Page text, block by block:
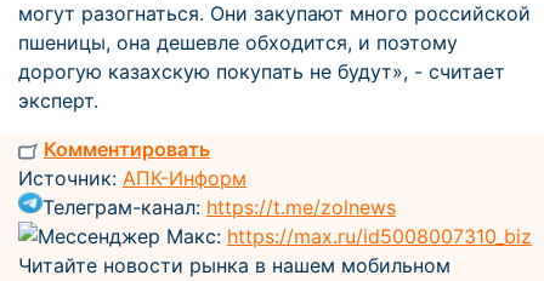
могут разогнаться. Они закупают много российской
пшеницы, она дешевле обходится, и поэтому
дорогую казахскую покупать не будут», - считает
эксперт.
Комментировать
Источник: АПК-Информ
Телеграм-канал: https://t.me/zolnews
Мессенджер Макс: https://max.ru/id5008007310_biz
Читайте новости рынка в нашем мобильном